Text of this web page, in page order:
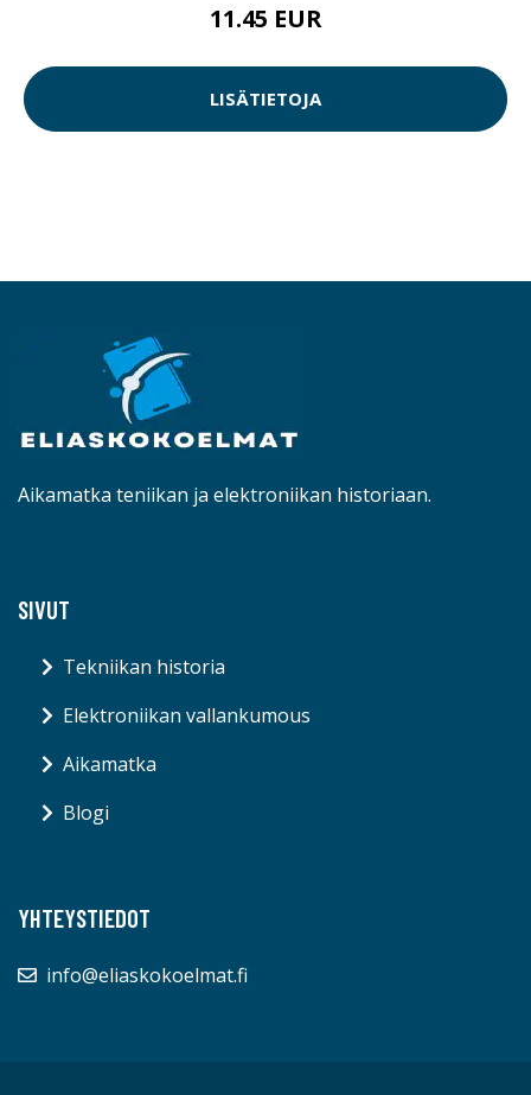
11.45 EUR
LISÄTIETOJA
Aikamatka teniikan ja elektroniikan historiaan.
SIVUT
Tekniikan historia
Elektroniikan vallankumous
Aikamatka
Blogi
YHTEYSTIEDOT
info@eliaskokoelmat.fi